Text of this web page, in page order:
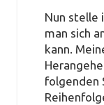
Nun stelle
man sich
kann.
folgenden